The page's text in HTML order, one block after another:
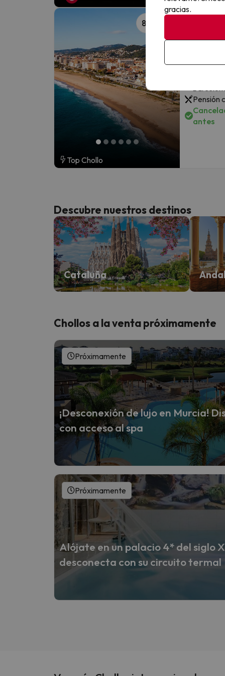
Top Chollo
882
8 339
Pensión
antes
Descubre nuestros destinos
Cataluña
Chollos a la venta próximamente
Próximamente
¡Desconexión de lujo en Murcia!
con acceso al spa
Próximamente
Alójate en un palacio 4* del siglo
desconecta con su circuito termal
gracias.